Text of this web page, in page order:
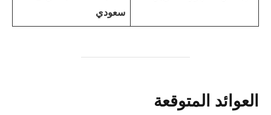
سعودي
العوائد المتوقعة